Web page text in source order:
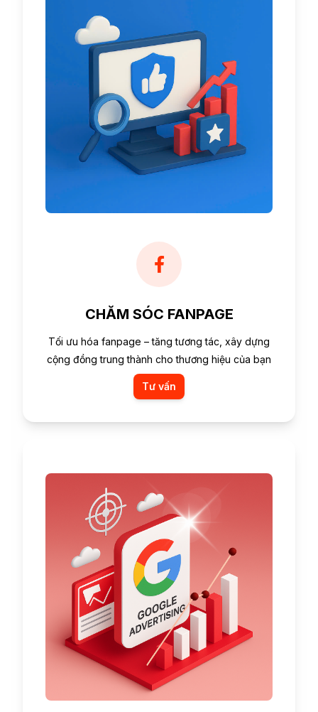
CHĂM SÓC FANPAGE
Tối ưu hóa fanpage – tăng tương tác, xây dựng
cộng đồng trung thành cho thương hiệu của bạn
Tư vấn